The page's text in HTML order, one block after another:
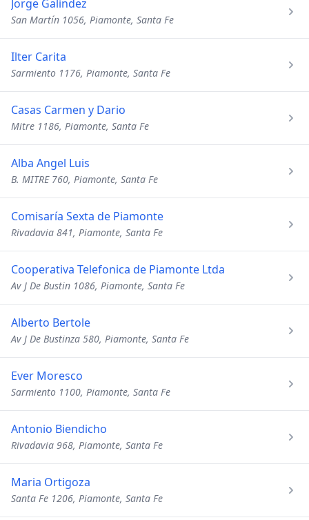
Jorge Galindez
San Martín 1056, Piamonte, Santa Fe
Ilter Carita
Sarmiento 1176, Piamonte, Santa Fe
Casas Carmen y Dario
Mitre 1186, Piamonte, Santa Fe
Alba Angel Luis
B. MITRE 760, Piamonte, Santa Fe
Comisaría Sexta de Piamonte
Rivadavia 841, Piamonte, Santa Fe
Cooperativa Telefonica de Piamonte Ltda
Av J De Bustin 1086, Piamonte, Santa Fe
Alberto Bertole
Av J De Bustinza 580, Piamonte, Santa Fe
Ever Moresco
Sarmiento 1100, Piamonte, Santa Fe
Antonio Biendicho
Rivadavia 968, Piamonte, Santa Fe
Maria Ortigoza
Santa Fe 1206, Piamonte, Santa Fe